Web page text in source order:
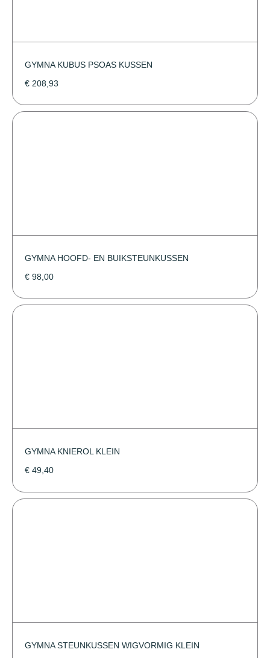
GYMNA KUBUS PSOAS KUSSEN
€ 208,93
GYMNA HOOFD- EN BUIKSTEUNKUSSEN
€ 98,00
GYMNA KNIEROL KLEIN
€ 49,40
GYMNA STEUNKUSSEN WIGVORMIG KLEIN